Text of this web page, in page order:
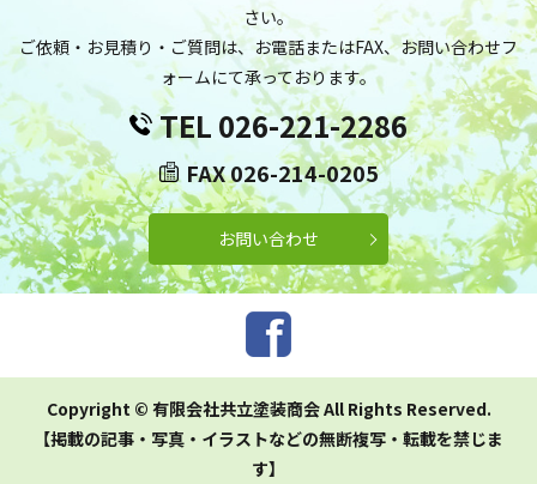
さい。
ご依頼・お見積り・ご質問は、お電話またはFAX、お問い合わせフ
ォームにて承っております。
TEL 026-221-2286
FAX 026-214-0205
お問い合わせ
Copyright © 有限会社共立塗装商会 All Rights Reserved.
【掲載の記事・写真・イラストなどの無断複写・転載を禁じま
す】